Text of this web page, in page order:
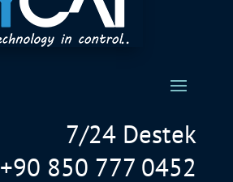
7/24 Destek
+90 850 777 0452